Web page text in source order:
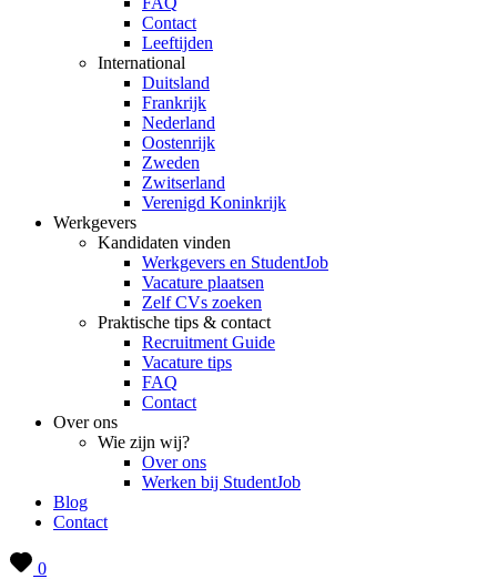
Contact
Leeftijden
International
Duitsland
Frankrijk
Nederland
Oostenrijk
Zweden
Zwitserland
Verenigd Koninkrijk
Werkgevers
Kandidaten vinden
Werkgevers en StudentJob
Vacature plaatsen
Zelf CVs zoeken
Praktische tips & contact
Recruitment Guide
Vacature tips
FAQ
Contact
Over ons
Wie zijn wij?
Over ons
Werken bij StudentJob
Blog
Contact
0